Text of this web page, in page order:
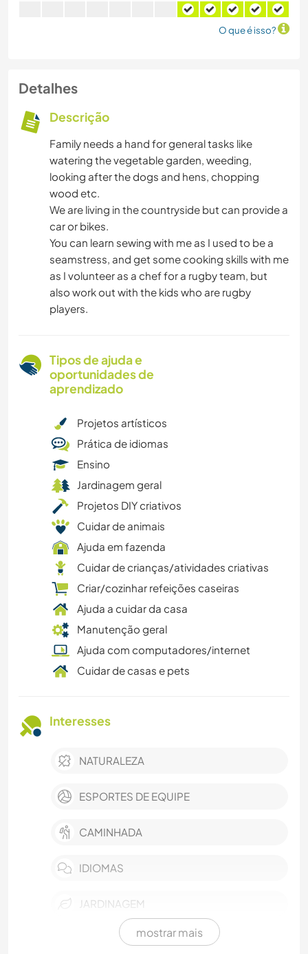
O que é isso?
Detalhes
Descrição
Family needs a hand for general tasks like
watering the vegetable garden, weeding,
looking after the dogs and hens, chopping
wood etc.
We are living in the countryside but can provide a
car or bikes.
You can learn sewing with me as I used to be a
seamstress, and get some cooking skills with me
as I volunteer as a chef for a rugby team, but
also work out with the kids who are rugby
players.
Tipos de ajuda e
oportunidades de
aprendizado
Projetos artísticos
Prática de idiomas
Ensino
Jardinagem geral
Projetos DIY criativos
Cuidar de animais
Ajuda em fazenda
Cuidar de crianças/atividades criativas
Criar/cozinhar refeições caseiras
Ajuda a cuidar da casa
Manutenção geral
Ajuda com computadores/internet
Cuidar de casas e pets
Interesses
NATURALEZA
ESPORTES DE EQUIPE
CAMINHADA
IDIOMAS
JARDINAGEM
CULINÁRIA E COMIDA
mostrar mais